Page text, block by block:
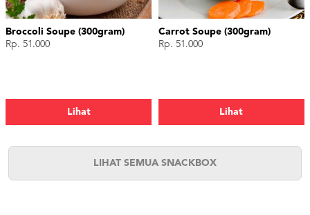
Broccoli Soupe (300gram)
Rp. 51.000
Lihat
Carrot Soupe (300gram)
Rp. 51.000
Lihat
LIHAT SEMUA SNACKBOX